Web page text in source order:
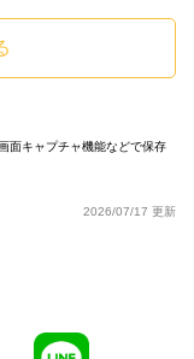
面キャプチャ機能などで保存
2026/07/17 更新